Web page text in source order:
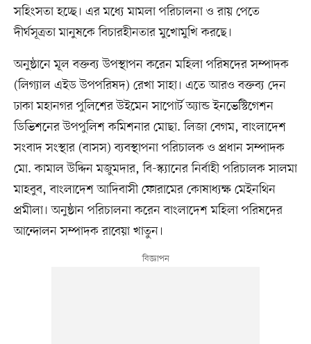
সহিংসতা হচ্ছে। এর মধ্যে মামলা পরিচালনা ও রায় পেতে
দীর্ঘসূত্রতা মানুষকে বিচারহীনতার মুখোমুখি করছে।
অনুষ্ঠানে মূল বক্তব্য উপস্থাপন করেন মহিলা পরিষদের সম্পাদক
(লিগ্যাল এইড উপপরিষদ) রেখা সাহা। এতে আরও বক্তব্য দেন
ঢাকা মহানগর পুলিশের উইমেন সাপোর্ট অ্যান্ড ইনভেস্টিগেশন
ডিভিশনের উপপুলিশ কমিশনার মোছা. লিজা বেগম, বাংলাদেশ
সংবাদ সংস্থার (বাসস) ব্যবস্থাপনা পরিচালক ও প্রধান সম্পাদক
মো. কামাল উদ্দিন মজুমদার, বি-স্ক্যানের নির্বাহী পরিচালক সালমা
মাহবুব, বাংলাদেশ আদিবাসী ফোরামের কোষাধ্যক্ষ মেইনথিন
প্রমীলা। অনুষ্ঠান পরিচালনা করেন বাংলাদেশ মহিলা পরিষদের
আন্দোলন সম্পাদক রাবেয়া খাতুন।